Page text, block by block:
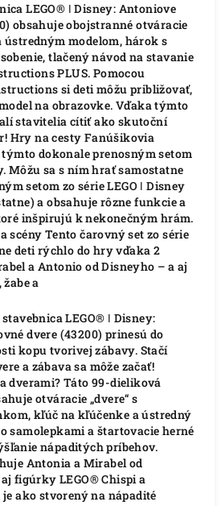
LEGO® ǀ Disney: Antoniove
obsahuje obojstranné otváracie
ústredným modelom, hárok s
tlačený návod na stavanie
PLUS. Pomocou
si deti môžu približovať,
na obrazovke. Vďaka týmto
stavitelia cítiť ako skutoční
Hry na cesty Fanúšikovia
dokonale prenosným setom
Môžu sa s ním hrať samostatne
setom zo série LEGO ǀ Disney
a obsahuje rôzne funkcie a
inšpirujú k nekonečným hrám.
scény Tento čarovný set zo série
deti rýchlo do hry vďaka 2
a Antonio od Disneyho – a aj
a
LEGO® ǀ Disney:
dvere (43200) prinesú do
kopu tvorivej zábavy. Stačí
a zábava sa môže začať!
dverami? Táto 99-dieliková
otváracie „dvere“ s
kľúč na kľúčenke a ústredný
samolepkami a štartovacie herné
nápaditých príbehov.
Antonia a Mirabel od
figúrky LEGO® Chispi a
je ako stvorený na nápadité